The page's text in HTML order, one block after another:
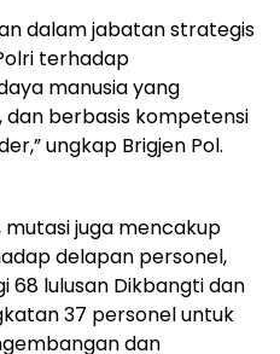
dalam jabatan strategis
terhadap
manusia yang
berbasis kompetensi
ungkap Brigjen Pol.
juga mencakup
delapan personel,
lulusan Dikbangti dan
37 personel untuk
dan